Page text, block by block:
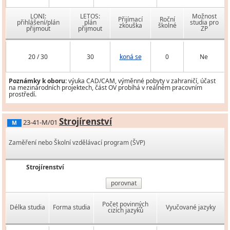
LONI:
přihlášení/plán
přijmout
LETOS:
plán
přijmout
Přijímací
zkouška
Roční
školné
Možnost
studia pro
ZP
20 / 30 30 koná se 0 Ne
Poznámky k oboru:výuka CAD/CAM, výměnné pobyty v zahraničí, účast
na mezinárodních projektech, část OV probíhá v reálném pracovním
prostředí.
M 23-41-M/01 Strojírenství
Zaměření nebo Školní vzdělávací program (ŠVP)
Strojírenství
porovnat
Délka studia Forma studia Počet povinných
cizích jazyků Vyučované jazyky